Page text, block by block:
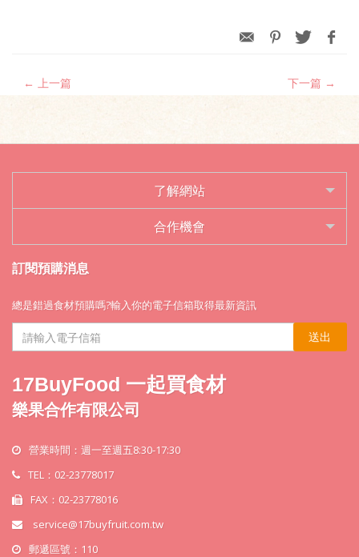
← 上一篇 下一篇 →
了解網站
合作機會
訂閱預購消息
總是錯過食材預購嗎?輸入你的電子信箱取得最新資訊
送出
17BuyFood 一起買食材
樂果合作有限公司
營業時間：週一至週五8:30-17:30
TEL：02-23778017
FAX：02-23778016
service@17buyfruit.com.tw
郵遞區號：110